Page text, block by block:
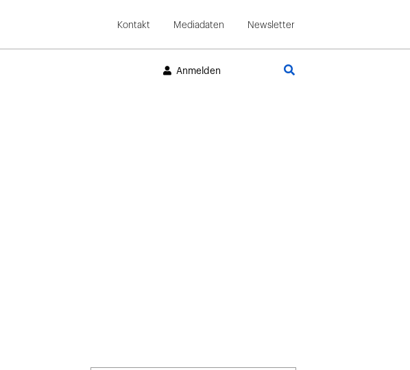
Kontakt Mediadaten Newsletter
Anmelden